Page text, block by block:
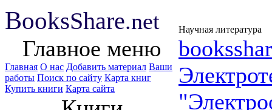
BooksShare.net Научная литература
Главное меню
Главная О нас Добавить материал Ваши
работы Поиск по сайту Карта книг
Купить книги Карта сайта